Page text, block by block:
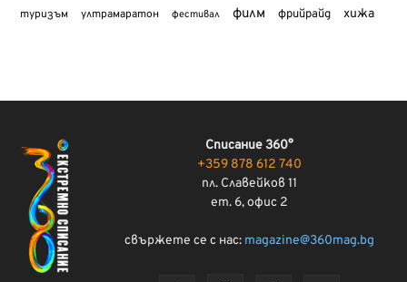
туризъм ултрамаратон фестивал филм фрийрайд хижа
Списание 360°
+359 878 612 740
пл. Славейков 11
ет. 6, офис 2
свържете се с нас: magazine@360mag.bg